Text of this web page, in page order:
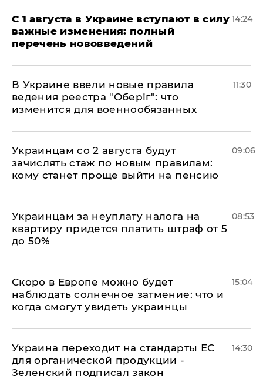
С 1 августа в Украине вступают в силу
важные изменения: полный
перечень нововведений
14:24
В Украине ввели новые правила
ведения реестра "Оберіг": что
изменится для военнообязанных
11:30
Украинцам со 2 августа будут
зачислять стаж по новым правилам:
кому станет проще выйти на пенсию
09:06
Украинцам за неуплату налога на
квартиру придется платить штраф от 5
до 50%
08:53
Скоро в Европе можно будет
наблюдать солнечное затмение: что и
когда смогут увидеть украинцы
15:04
Украина переходит на стандарты ЕС
для органической продукции -
Зеленский подписал закон
14:30